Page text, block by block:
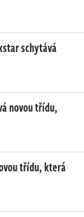
schytává
novou třídu,
třídu, která